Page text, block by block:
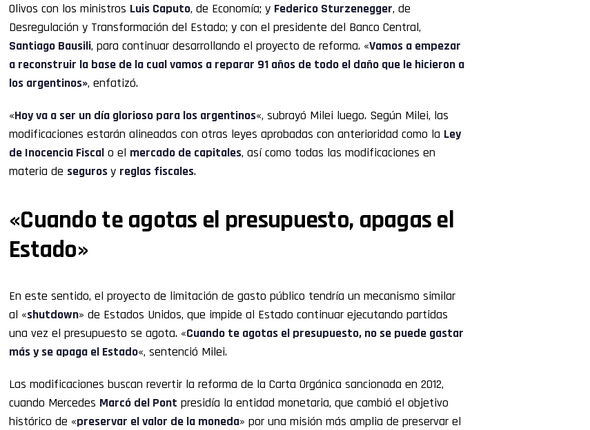
Olivos con los ministros Luis Caputo, de Economía; y Federico Sturzenegger, de
Desregulación y Transformación del Estado; y con el presidente del Banco Central,
Santiago Bausili, para continuar desarrollando el proyecto de reforma. «Vamos a empezar
a reconstruir la base de la cual vamos a reparar 91 años de todo el daño que le hicieron a
los argentinos», enfatizó.
«Hoy va a ser un día glorioso para los argentinos«, subrayó Milei luego. Según Milei, las
modificaciones estarán alineadas con otras leyes aprobadas con anterioridad como la Ley
de Inocencia Fiscal o el mercado de capitales, así como todas las modificaciones en
materia de segurosy reglas fiscales.
«Cuando te agotas el presupuesto, apagas el
Estado»
En este sentido, el proyecto de limitación de gasto público tendría un mecanismo similar
al «shutdown» de Estados Unidos, que impide al Estado continuar ejecutando partidas
una vez el presupuesto se agota. «Cuando te agotas el presupuesto, no se puede gastar
más y se apaga el Estado«, sentenció Milei.
Las modificaciones buscan revertir la reforma de la Carta Orgánica sancionada en 2012,
cuando Mercedes Marcó del Pont presidía la entidad monetaria, que cambió el objetivo
histórico de «preservar el valor de la moneda» por una misión más amplia de preservar el